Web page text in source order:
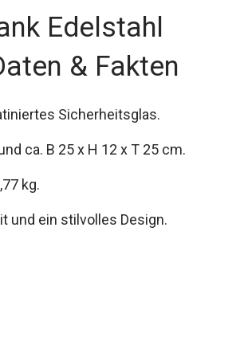
Edelstahl
& Fakten
Sicherheitsglas.
ca. B 25 x H 12 x T 25 cm.
kg.
und ein stilvolles Design.